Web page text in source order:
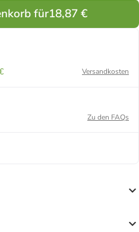
für18,87 €
Versandkosten
Zu den FAQs